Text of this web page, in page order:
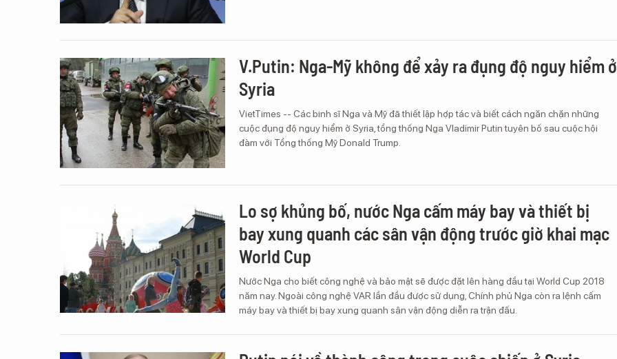
V.Putin: Nga-Mỹ không để xảy ra đụng độ nguy hiểm ở
Syria
VietTimes -- Các binh sĩ Nga và Mỹ đã thiết lập hợp tác và biết cách ngăn chặn những
cuộc đụng độ nguy hiểm ở Syria, tổng thống Nga Vladimir Putin tuyên bố sau cuộc hội
đàm với Tổng thống Mỹ Donald Trump.
Lo sợ khủng bố, nước Nga cấm máy bay và thiết bị
bay xung quanh các sân vận động trước giờ khai mạc
World Cup
Nước Nga cho biết công nghệ và bảo mật sẽ được đặt lên hàng đầu tại World Cup 2018
năm nay. Ngoài công nghệ VAR lần đầu được sử dụng, Chính phủ Nga còn ra lệnh cấm
máy bay và thiết bị bay xung quanh sân vận động diễn ra trận đấu.